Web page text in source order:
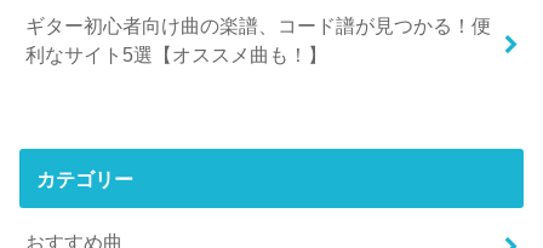
ギター初心者向け曲の楽譜、コード譜が見つかる！便
利なサイト5選【オススメ曲も！】
カテゴリー
おすすめ曲